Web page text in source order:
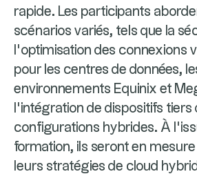
rapide. Les participants
scénarios variés, tels que la
l'optimisation des connexions
pour les centres de données,
environnements Equinix et
l'intégration de dispositifs tiers
configurations hybrides. À
formation, ils seront en
leurs stratégies de cloud